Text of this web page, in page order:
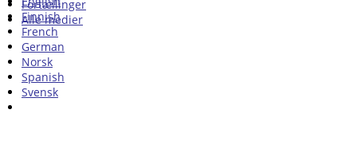
Fortællinger
Alle medier
Finnish
French
German
Norsk
Spanish
Svensk